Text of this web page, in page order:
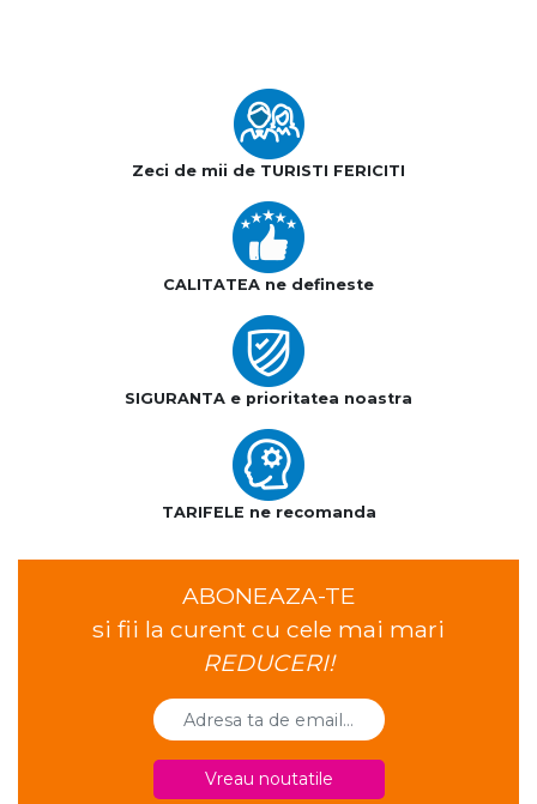
Zeci de mii de TURISTI FERICITI
CALITATEA ne defineste
SIGURANTA e prioritatea noastra
TARIFELE ne recomanda
ABONEAZA-TE
si fii la curent cu cele mai mari
REDUCERI!
Vreau noutatile